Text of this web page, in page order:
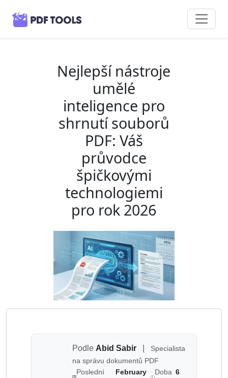
Nejlepší nástroje
umělé
inteligence pro
shrnutí souborů
PDF: Váš
průvodce
špičkovými
technologiemi
pro rok 2026
Podle Abid Sabir
Specialista
na správu dokumentů PDF
Poslední
February
Doba 6